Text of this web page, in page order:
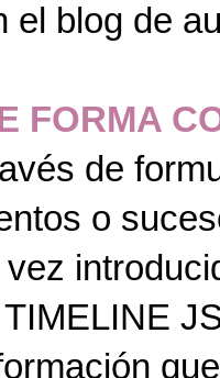
el blog de
FORMA
de
o
TIMELINE